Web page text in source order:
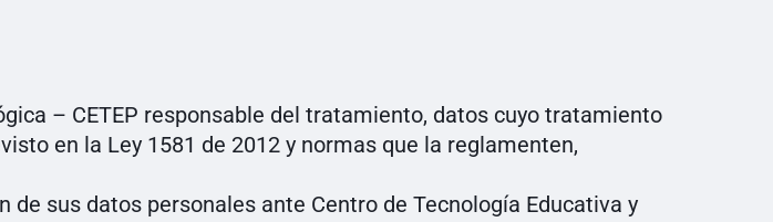
– CETEP responsable del tratamiento, datos cuyo tratamiento
en la Ley 1581 de 2012 y normas que la reglamenten,
sus datos personales ante Centro de Tecnología Educativa y